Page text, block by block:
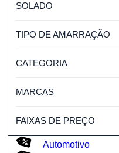
SOLADO
TIPO DE AMARRAÇÃO
CATEGORIA
MARCAS
FAIXAS DE PREÇO
Automotivo